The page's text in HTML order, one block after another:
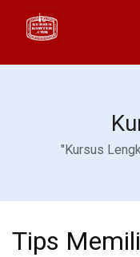
"Kursus
Tips